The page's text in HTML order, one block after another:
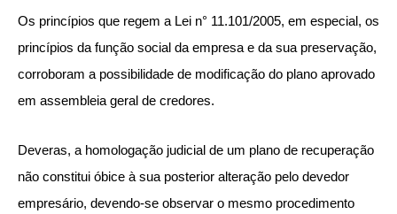
Os princípios que regem a Lei n° 11.101/2005, em especial, os
princípios da função social da empresa e da sua preservação,
corroboram a possibilidade de modificação do plano aprovado
em assembleia geral de credores.
Deveras, a homologação judicial de um plano de recuperação
não constitui óbice à sua posterior alteração pelo devedor
empresário, devendo-se observar o mesmo procedimento